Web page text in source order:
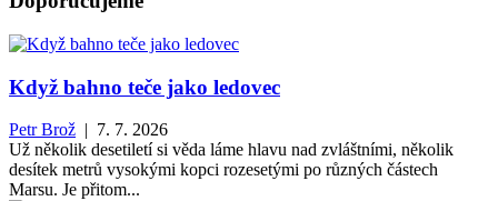
Když bahno teče jako ledovec
Petr Brož | 7. 7. 2026
Už několik desetiletí si věda láme hlavu nad zvláštními, několik
desítek metrů vysokými kopci rozesetými po různých částech
Marsu. Je přitom...